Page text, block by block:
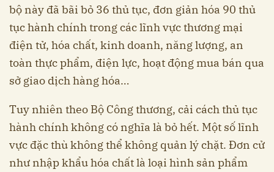
bộ này đã bãi bỏ 36 thủ tục, đơn giản hóa 90 thủ
tục hành chính trong các lĩnh vực thương mại
điện tử, hóa chất, kinh doanh, năng lượng, an
toàn thực phẩm, điện lực, hoạt động mua bán qua
sở giao dịch hàng hóa…
Tuy nhiên theo Bộ Công thương, cải cách thủ tục
hành chính không có nghĩa là bỏ hết. Một số lĩnh
vực đặc thù không thể không quản lý chặt. Đơn cử
như nhập khẩu hóa chất là loại hình sản phẩm